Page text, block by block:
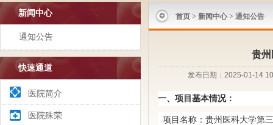
新闻中心
通知公告
快速通道
医院简介
医院殊荣
首页 > 新闻中心 > 通知公告
贵
发布日期：2025-01-14
一、项目基本情况：
项目名称：贵州医科大学第